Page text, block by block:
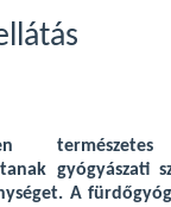
természetes
gyógyászati
A